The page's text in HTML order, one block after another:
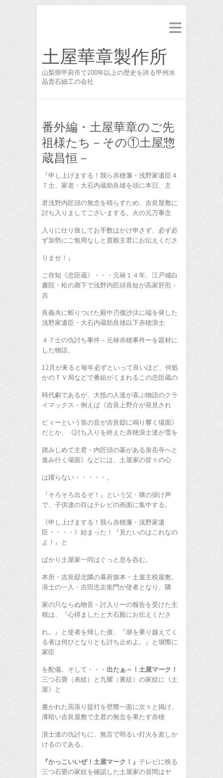
土屋華章製作所
山梨県甲府市で200年以上の歴史を誇る甲州水
晶貴石細工の会社
番外編・土屋華章のご先
祖様たち－その①土屋惣
蔵昌恒－
『申し上げまする！我ら赤穂藩・浅野家遺臣４
７士、家老・大石内蔵助良雄を頭に本日、主
君浅野内匠頭の無念を晴らすため、吉良屋敷に
討ち入りましてございまする。火の元万事念
入りに仕り致してお手数はかけ申さず、必ず必
ず加勢にご無用なしと貴殿主君にお伝えくださ
りませ！』
ご存知《忠臣蔵》・・・元禄１４年、江戸城白
書院・松の廊下で浅野内匠頭長短が高家肝煎・
吉
良義央に斬りつけた殿中刃傷沙汰に端を発した
浅野家遺臣・大石内蔵助良雄以下赤穂浪士
４７士の仇討ち事件－元禄赤穂事件ーを題材に
した物語。
12月が来ると毎年必ずといって良いほど、何処
かのＴＶ局などで番組がくまれるこの忠臣蔵の
時代劇であるが、大抵の人達が喜ぶ物語のクラ
イマックス－例えば《吉良上野介が発見され
ピィーという笛の音が吉良邸に鳴り響く場面》
だとか、《討ち入りを終えた赤穂浪士達が雪を
踏みしめて主君・内匠頭の墓がある泉岳寺へと
進み行く場面》などには、土屋家の皆々の心
は躍らない・・・・・。
『そろそろ出るぞ！』という父・穣の掛け声
で、子供達の目はテレビの画面に集中する。
《申し上げまする！我ら赤穂藩・浅野家遺
臣・・・・》始まった！『見たいのはこれなの
よ！』と
ばかり土屋家一同はぐっと息を呑む。
本所・吉良邸北隣の幕府旗本・土屋主税屋敷。
浪士の一人・吉田忠左衛門が使者となり、隣
家の只ならぬ物音－討入りーの報告を受けた主
税は、『心得ましたと大石殿にお伝えくださ
れ。』と使者を帰した後、『塀を乗り越えてく
る者は何ひとなりとも討ち止めよ。』と塀際に
家臣
を配備。そして・・・ 出たぁ～！土屋マーク！
三つ石畳（表紋）と九耀（裏紋）の家紋に《土
屋》と
書かれた高張り提灯を壁際一面に次々と掲げ、
薄暗い吉良屋敷で主君の無念を果たす赤穂
浪士達の仇討ちに、無言で明るい灯火を差しか
けるのである。
『かっこいいぜ！土屋マーク！』 テレビに映る
三つ石畳の家紋を確認した土屋家の居間はヤ